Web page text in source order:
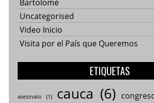
Bartolomé
Uncategorised
Video Inicio
Visita por el País que Queremos
ETIQUETAS
asesinato (1) cauca (6)